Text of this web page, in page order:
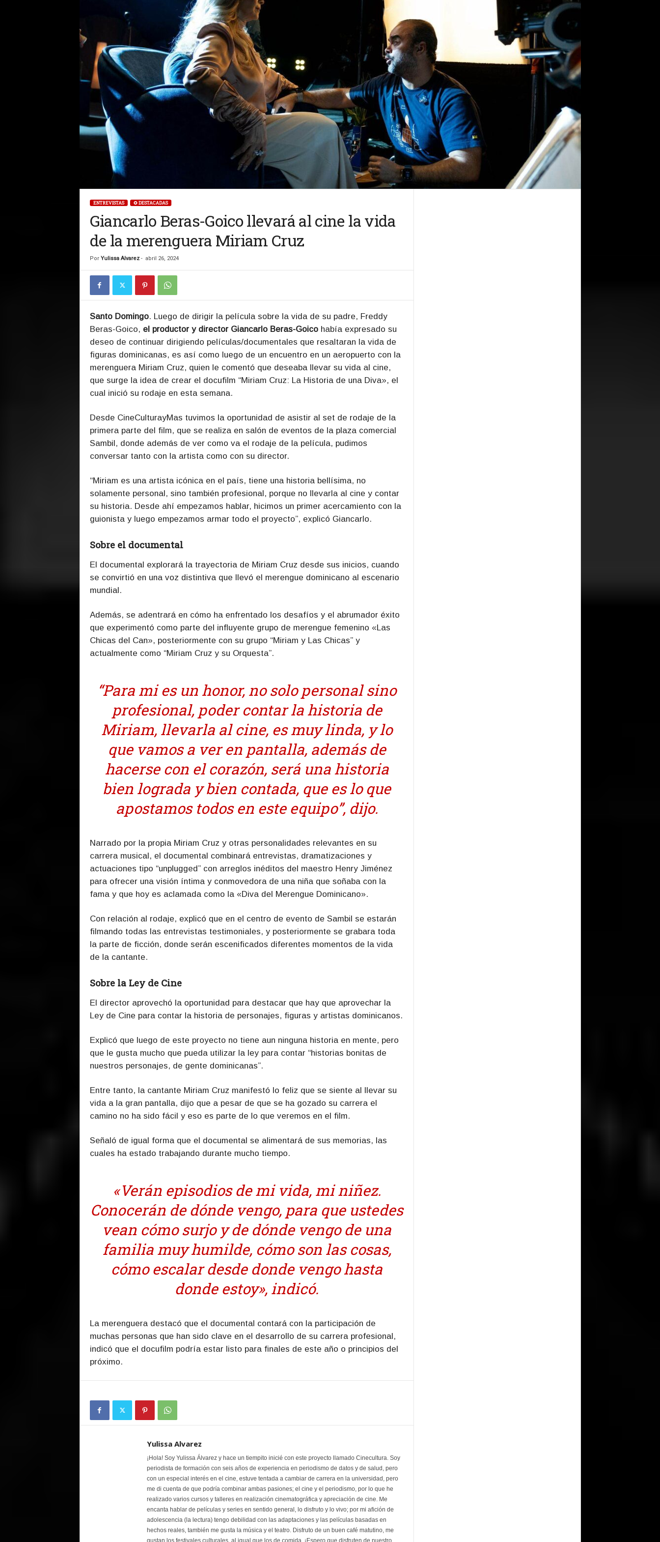
ENTREVISTAS ✪ DESTACADAS
Giancarlo Beras-Goico llevará al cine la vida
de la merenguera Miriam Cruz
Por Yulissa Alvarez- abril 26, 2024
Santo Domingo. Luego de dirigir la película sobre la vida de su padre, Freddy
Beras-Goico, el productor y director Giancarlo Beras-Goicohabía expresado su
deseo de continuar dirigiendo películas/documentales que resaltaran la vida de
figuras dominicanas, es así como luego de un encuentro en un aeropuerto con la
merenguera Miriam Cruz, quien le comentó que deseaba llevar su vida al cine,
que surge la idea de crear el docufilm “Miriam Cruz: La Historia de una Diva», el
cual inició su rodaje en esta semana.
Desde CineCulturayMas tuvimos la oportunidad de asistir al set de rodaje de la
primera parte del film, que se realiza en salón de eventos de la plaza comercial
Sambil, donde además de ver como va el rodaje de la película, pudimos
conversar tanto con la artista como con su director.
“Miriam es una artista icónica en el país, tiene una historia bellísima, no
solamente personal, sino también profesional, porque no llevarla al cine y contar
su historia. Desde ahí empezamos hablar, hicimos un primer acercamiento con la
guionista y luego empezamos armar todo el proyecto”, explicó Giancarlo.
Sobre el documental
El documental explorará la trayectoria de Miriam Cruz desde sus inicios, cuando
se convirtió en una voz distintiva que llevó el merengue dominicano al escenario
mundial.
Además, se adentrará en cómo ha enfrentado los desafíos y el abrumador éxito
que experimentó como parte del influyente grupo de merengue femenino «Las
Chicas del Can», posteriormente con su grupo “Miriam y Las Chicas” y
actualmente como “Miriam Cruz y su Orquesta”.
“Para mi es un honor, no solo personal sino
profesional, poder contar la historia de
Miriam, llevarla al cine, es muy linda, y lo
que vamos a ver en pantalla, además de
hacerse con el corazón, será una historia
bien lograda y bien contada, que es lo que
apostamos todos en este equipo”, dijo.
Narrado por la propia Miriam Cruz y otras personalidades relevantes en su
carrera musical, el documental combinará entrevistas, dramatizaciones y
actuaciones tipo “unplugged” con arreglos inéditos del maestro Henry Jiménez
para ofrecer una visión íntima y conmovedora de una niña que soñaba con la
fama y que hoy es aclamada como la «Diva del Merengue Dominicano».
Con relación al rodaje, explicó que en el centro de evento de Sambil se estarán
filmando todas las entrevistas testimoniales, y posteriormente se grabara toda
la parte de ficción, donde serán escenificados diferentes momentos de la vida
de la cantante.
Sobre la Ley de Cine
El director aprovechó la oportunidad para destacar que hay que aprovechar la
Ley de Cine para contar la historia de personajes, figuras y artistas dominicanos.
Explicó que luego de este proyecto no tiene aun ninguna historia en mente, pero
que le gusta mucho que pueda utilizar la ley para contar “historias bonitas de
nuestros personajes, de gente dominicanas”.
Entre tanto, la cantante Miriam Cruz manifestó lo feliz que se siente al llevar su
vida a la gran pantalla, dijo que a pesar de que se ha gozado su carrera el
camino no ha sido fácil y eso es parte de lo que veremos en el film.
Señaló de igual forma que el documental se alimentará de sus memorias, las
cuales ha estado trabajando durante mucho tiempo.
«Verán episodios de mi vida, mi niñez.
Conocerán de dónde vengo, para que ustedes
vean cómo surjo y de dónde vengo de una
familia muy humilde, cómo son las cosas,
cómo escalar desde donde vengo hasta
donde estoy», indicó.
La merenguera destacó que el documental contará con la participación de
muchas personas que han sido clave en el desarrollo de su carrera profesional,
indicó que el docufilm podría estar listo para finales de este año o principios del
próximo.
Yulissa Alvarez
¡Hola! Soy Yulissa Álvarez y hace un tiempito inicié con este proyecto llamado Cinecultura. Soy
periodista de formación con seis años de experiencia en periodismo de datos y de salud, pero
con un especial interés en el cine, estuve tentada a cambiar de carrera en la universidad, pero
me di cuenta de que podría combinar ambas pasiones; el cine y el periodismo, por lo que he
realizado varios cursos y talleres en realización cinematográfica y apreciación de cine. Me
encanta hablar de películas y series en sentido general, lo disfruto y lo vivo; por mi afición de
adolescencia (la lectura) tengo debilidad con las adaptaciones y las películas basadas en
hechos reales, también me gusta la música y el teatro. Disfruto de un buen café matutino, me
gustan los festivales culturales, al igual que los de comida. ¡Espero que disfruten de nuestro